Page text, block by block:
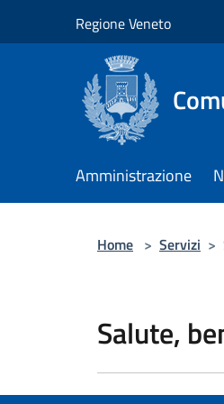
Regione Veneto
Amministrazione
Home > Servizi >
Salute,